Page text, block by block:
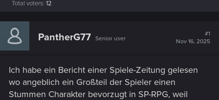
Total voters 12
PantherG77 Senior user
#1
Nov 16, 2025
Ich habe ein Bericht einer Spiele-Zeitung gelesen
wo angeblich ein Großteil der Spieler einen
Stummen Charakter bevorzugt in SP-RPG, weil